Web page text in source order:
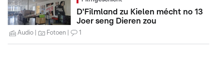
D'Filmland zu Kielen mécht no 13
Joer seng Dieren zou
Audio Fotoen 1